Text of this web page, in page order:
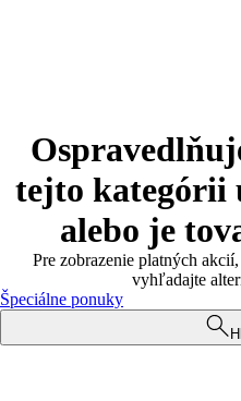
tejto kategórii
alebo je
Pre zobrazenie platných
vyhľadajte
Špeciálne ponuky